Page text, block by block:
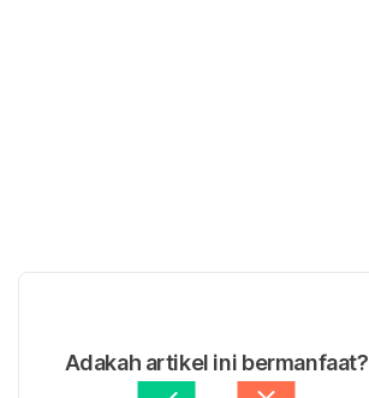
Adakah artikel ini bermanfaat?